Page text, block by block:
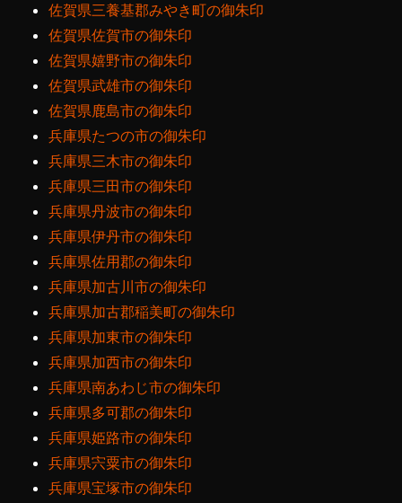
佐賀県三養基郡みやき町の御朱印
佐賀県佐賀市の御朱印
佐賀県嬉野市の御朱印
佐賀県武雄市の御朱印
佐賀県鹿島市の御朱印
兵庫県たつの市の御朱印
兵庫県三木市の御朱印
兵庫県三田市の御朱印
兵庫県丹波市の御朱印
兵庫県伊丹市の御朱印
兵庫県佐用郡の御朱印
兵庫県加古川市の御朱印
兵庫県加古郡稲美町の御朱印
兵庫県加東市の御朱印
兵庫県加西市の御朱印
兵庫県南あわじ市の御朱印
兵庫県多可郡の御朱印
兵庫県姫路市の御朱印
兵庫県宍粟市の御朱印
兵庫県宝塚市の御朱印